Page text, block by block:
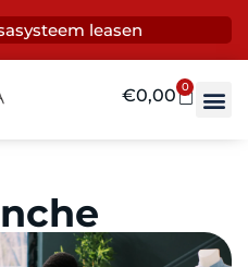
leasen
€0,00 0